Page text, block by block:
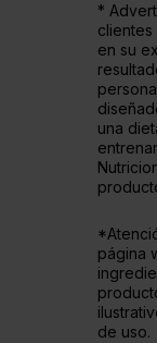
*
en su
una
página
de uso.